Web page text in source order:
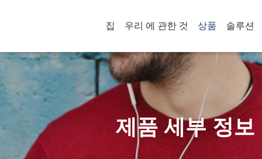
집 우리 에 관한 것 상품 솔루션
제품 세부 정보